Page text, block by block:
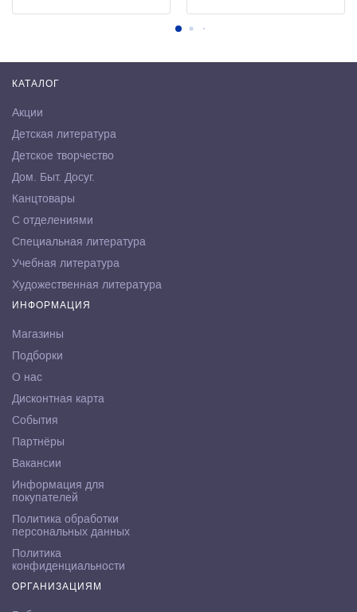
КАТАЛОГ
Акции
Детская литература
Детское творчество
Дом. Быт. Досуг.
Канцтовары
С отделениями
Специальная литература
Учебная литература
Художественная литература
ИНФОРМАЦИЯ
Магазины
Подборки
О нас
Дисконтная карта
События
Партнёры
Вакансии
Информация для
покупателей
Политика обработки
персональных данных
Политика
конфиденциальности
ОРГАНИЗАЦИЯМ